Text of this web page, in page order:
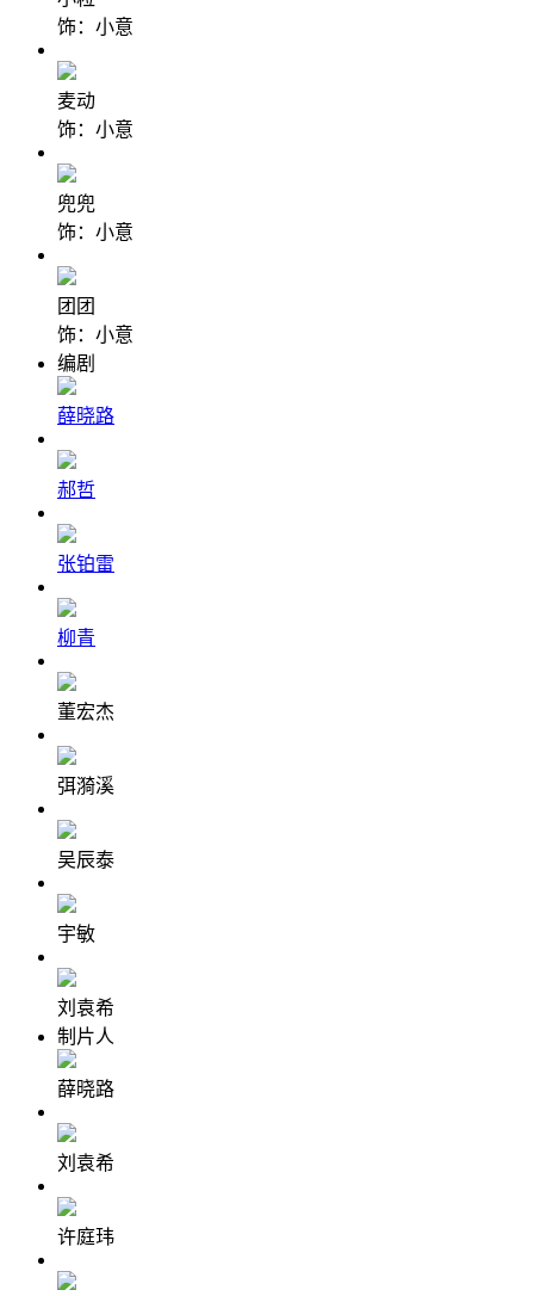
饰：小意
麦动
饰：小意
兜兜
饰：小意
团团
饰：小意
编剧
薛晓路
郝哲
张铂雷
柳青
董宏杰
弭漪溪
吴辰泰
宇敏
刘袁希
制片人
薛晓路
刘袁希
许庭玮